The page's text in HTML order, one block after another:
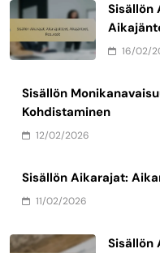
Sisällön
16/02/
Sisällön
Kohdistaminen
12/02/2026
Sisällön Aikarajat:
11/02/2026
Sisällön